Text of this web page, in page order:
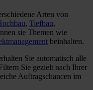
Arten von
, Tiefbau,
sie Themen wie
beinhalten.
Sie automatisch alle
Sie gezielt nach Ihrer
Auftragschancen im